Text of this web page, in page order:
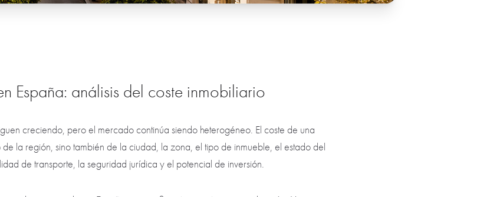
España: análisis del coste inmobiliario
creciendo, pero el mercado continúa siendo heterogéneo. El coste de una
la región, sino también de la ciudad, la zona, el tipo de inmueble, el estado del
de transporte, la seguridad jurídica y el potencial de inversión.